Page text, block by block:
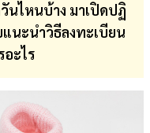
วันไหนบ้าง มาเปิดปฏิ
นะนำวิธีลงทะเบียน
ะไร